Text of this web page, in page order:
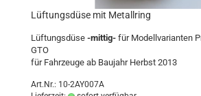
Lüftungsdüse mit Metallring
Lüftungsdüse -mittig- für Modellvarianten
GTO
für Fahrzeuge ab Baujahr Herbst 2013
Art.Nr.: 10-2AY007A